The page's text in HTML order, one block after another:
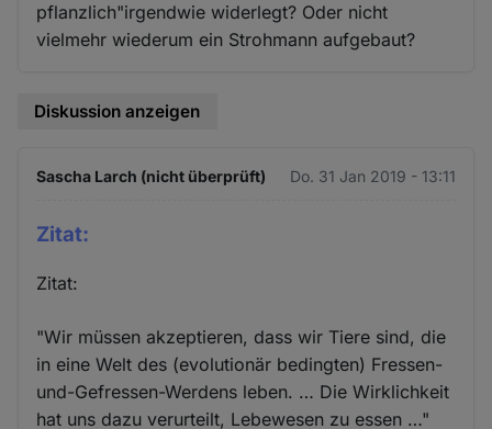
pflanzlich"irgendwie widerlegt? Oder nicht
vielmehr wiederum ein Strohmann aufgebaut?
Diskussion anzeigen
Sascha Larch (nicht überprüft) Do. 31 Jan 2019 - 13:11
Zitat:
Zitat:
"Wir müssen akzeptieren, dass wir Tiere sind, die
in eine Welt des (evolutionär bedingten) Fressen-
und-Gefressen-Werdens leben. … Die Wirklichkeit
hat uns dazu verurteilt, Lebewesen zu essen …"